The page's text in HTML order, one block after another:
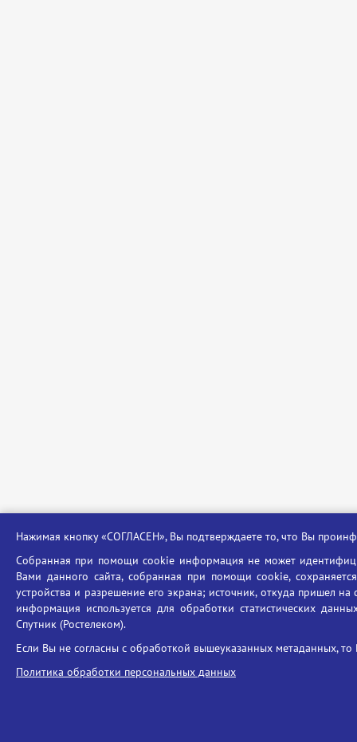
Нажимая кнопку «СОГЛАСЕН», Вы подтверждаете то, что Вы
Собранная при помощи cookie информация не может
Вами данного сайта, собранная при помощи cookie,
устройства и разрешение его экрана; источник, откуда пришел
информация используется для обработки статистических
Спутник (Ростелеком).
Если Вы не согласны с обработкой вышеуказанных метаданных,
Политика обработки персональных данных